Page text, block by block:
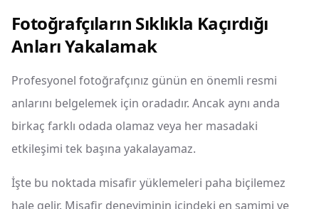
Fotoğrafçıların Sıklıkla Kaçırdığı
Anları Yakalamak
Profesyonel fotoğrafçınız günün en önemli resmi
anlarını belgelemek için oradadır. Ancak aynı anda
birkaç farklı odada olamaz veya her masadaki
etkileşimi tek başına yakalayamaz.
İşte bu noktada misafir yüklemeleri paha biçilemez
hale gelir. Misafir deneyiminin içindeki en samimi ve